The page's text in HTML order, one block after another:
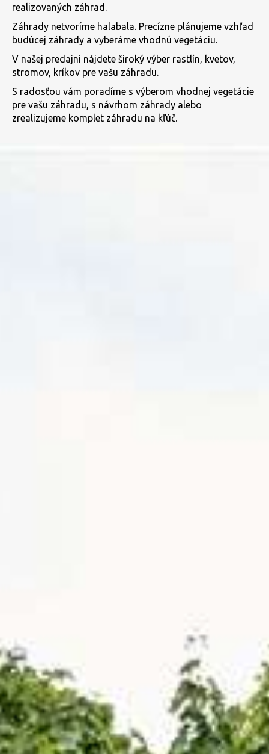
realizovaných záhrad.
Záhrady netvoríme halabala. Precízne plánujeme vzhľad
budúcej záhrady a vyberáme vhodnú vegetáciu.
V našej predajni nájdete široký výber rastlín, kvetov,
stromov, kríkov pre vašu záhradu.
S radosťou vám poradíme s výberom vhodnej vegetácie
pre vašu záhradu, s návrhom záhrady alebo
zrealizujeme komplet záhradu na kľúč.